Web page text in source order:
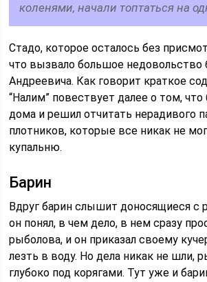
коленями, начали топтаться на
Стадо, которое осталось без
что вызвало большое недовольство
Андреевича. Как говорит краткое
“Налим” повествует далее о том,
дома и решил отчитать нерадивого
плотников, которые все никак не
купальню.
Барин
Вдруг барин слышит доносящиеся с
он понял, в чем дело, в нем сразу
рыболова, и он приказал своему
лезть в воду. Но дела никак не шли,
глубоко под корягами. Тут уже и